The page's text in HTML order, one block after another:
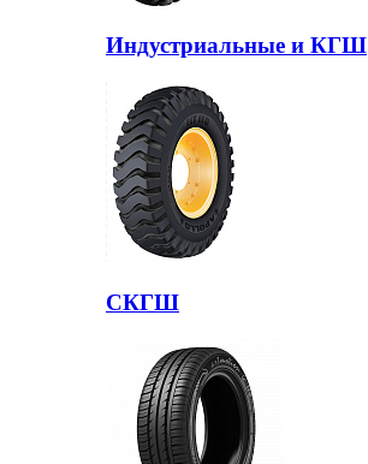
Индустриальные и КГШ
СКГШ